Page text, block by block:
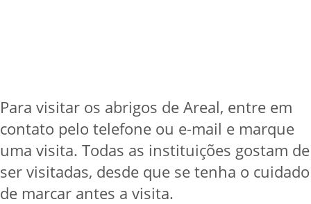
Para visitar os abrigos de Areal, entre em
contato pelo telefone ou e-mail e marque
uma visita. Todas as instituições gostam de
ser visitadas, desde que se tenha o cuidado
de marcar antes a visita.